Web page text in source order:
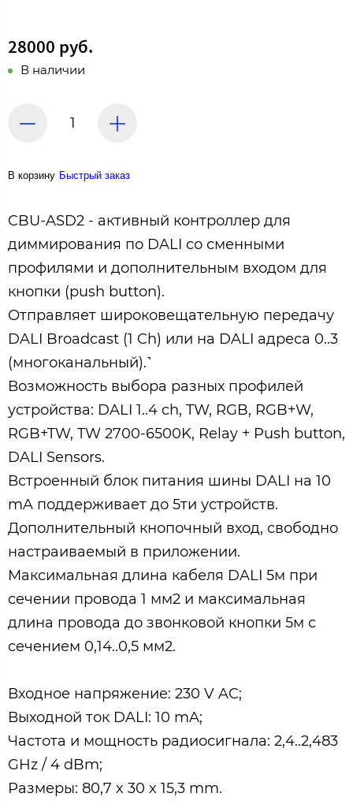
28000 руб.
В наличии
В корзину Быстрый заказ
CBU-ASD2 - активный контроллер для
диммирования по DALI со сменными
профилями и дополнительным входом для
кнопки (push button).
Отправляет широковещательную передачу
DALI Broadcast (1 Ch) или на DALI адреса 0..3
(многоканальный).˺
Возможность выбора разных профилей
устройства: DALI 1..4 ch, TW, RGB, RGB+W,
RGB+TW, TW 2700-6500K, Relay + Push button,
DALI Sensors.
Встроенный блок питания шины DALI на 10
mA поддерживает до 5ти устройств.
Дополнительный кнопочный вход, свободно
настраиваемый в приложении.
Максимальная длина кабеля DALI 5м при
сечении провода 1 мм2 и максимальная
длина провода до звонковой кнопки 5м с
сечением 0,14..0,5 мм2.
Входное напряжение: 230 V AC;
Выходной ток DALI: 10 mA;
Частота и мощность радиосигнала: 2,4..2,483
GHz / 4 dBm;
Размеры: 80,7 x 30 x 15,3 mm.